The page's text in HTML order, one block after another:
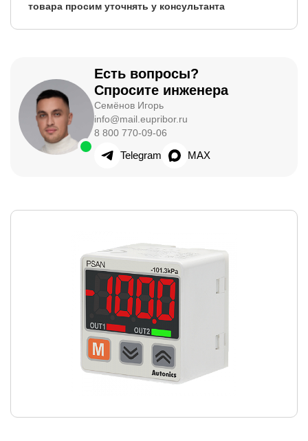
товара просим уточнять у консультанта
Есть вопросы?
Спросите инженера
Семёнов Игорь
info@mail.eupribor.ru
8 800 770-09-06
Telegram MAX